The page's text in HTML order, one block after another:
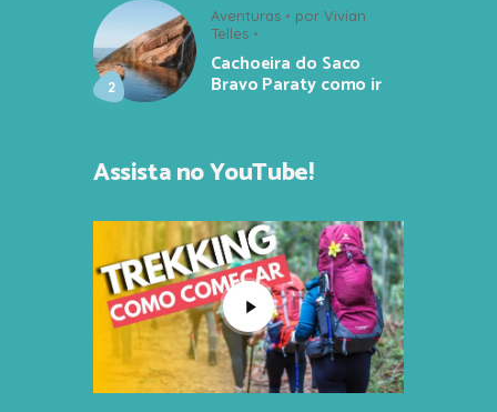
Aventuras por Vivian
Telles
Cachoeira do Saco
Bravo Paraty como ir
Assista no YouTube!